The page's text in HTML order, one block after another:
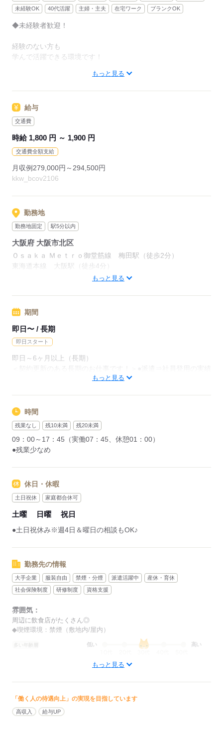
応募する
未経験OK
40代活躍 主婦・主夫 在宅ワーク ブランクOK
◆未経験者歓迎！
経験のない方も
学んで活躍できる環境です！
＼ハジメテさんも安心＊／
スキルアップしたい方向けに
資格取得支援制度もあります＊
在宅/リモートワークなど
働き方もお気軽にご相談ください＊
もっと見る
給与
交通費
時給 1,800 円 ～ 1,900 円
交通費全額支給
月収例279,000円～294,500円
kkw_bcov2106
勤務地
勤務地固定 駅5分以内
大阪府 大阪市北区
Ｏｓａｋａ Ｍｅｔｒｏ御堂筋線 梅田駅（徒歩2分）
東海道本線 大阪駅（徒歩4分）
その他、東海道本線「大阪」駅からもアクセス可能！
もっと見る
期間
即日〜 / 長期
即日スタート
即日～6ヶ月以上（長期）
＜契約更新のある長期のお仕事です！＞●派遣⇒社員登用の実績
応募する
もっと見る
時間
残業なし 残10未満 残20未満
09：00～17：45（実働07：45、休憩01：00）
●残業少なめ
休日・休暇
土日祝休 家庭都合休可
土曜 日曜 祝日
●土日祝休み※週4日＆曜日の相談もOK♪
勤務先の情報
大手企業 服装自由 禁煙・分煙 派遣活躍中
産休・育休
社会保険制度
研修制度 資格支援
雰囲気：
周辺に飲食店がたくさん◎
◆喫煙環境：禁煙（敷地内/屋内）
低い 高い
男性
仕事の仕方 ひとりで
もっと見る
「働く人の待遇向上」の実現を目指しています
高収入 給与UP